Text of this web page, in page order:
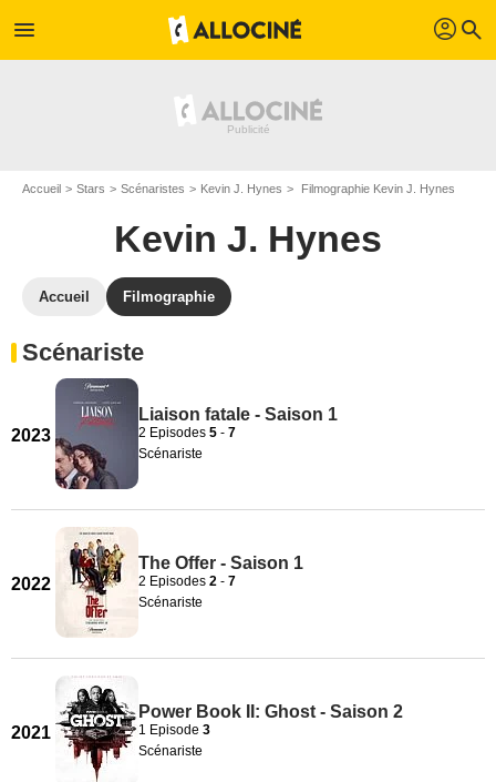
menu profil search
Accueil Stars Scénaristes Kevin J. Hynes Filmographie Kevin J. Hynes
Kevin J. Hynes
Accueil Filmographie
Scénariste
2023
Liaison fatale - Saison 1
2 Episodes 5 - 7
Scénariste
2022
The Offer - Saison 1
2 Episodes 2 - 7
Scénariste
2021
Power Book II: Ghost - Saison 2
1 Episode 3
Scénariste